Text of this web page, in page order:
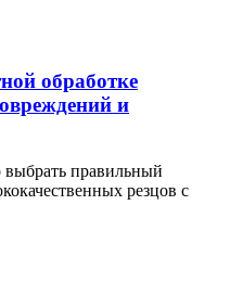
обработке
и
выбрать правильный
резцов с